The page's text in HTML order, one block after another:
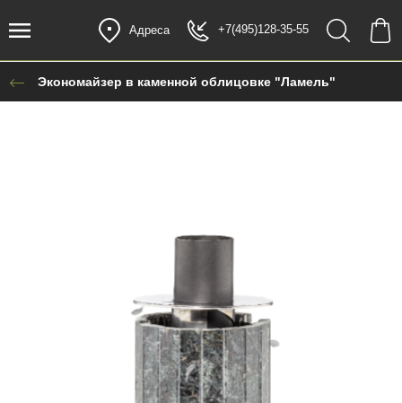
Адреса +7(495)128-35-55
Экономайзер в каменной облицовке "Ламель"